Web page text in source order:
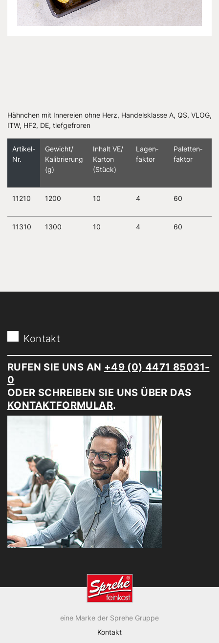
Hähnchen mit Innereien ohne Herz, Handelsklasse A, QS, VLOG,
ITW, HF2, DE, tiefgefroren
Artikel-
Nr.
Gewicht/
Kalibrierung
(g)
Inhalt VE/
Karton
(Stück)
Lagen­
faktor
Paletten­
faktor
11210 1200 10 4 60
11310 1300 10 4 60
Kontakt
RUFEN SIE UNS AN +49 (0) 4471 85031-
0
ODER SCHREIBEN SIE UNS ÜBER DAS
KONTAKTFORMULAR.
eine Marke der Sprehe Gruppe
Kontakt